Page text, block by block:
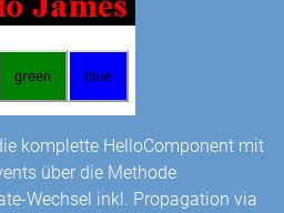
komplette HelloComponent mit
über die Methode
Wechsel inkl. Propagation via